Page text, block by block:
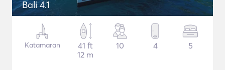
Bali 4.1
Katamaran
41 ft
12 m
10 4 5